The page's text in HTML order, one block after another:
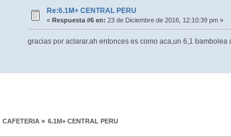
Re:6.1M+ CENTRAL PERU
«Respuesta #6 en: 23 de Diciembre de 2016, 12:10:39 pm »
gracias por aclarar.ah entonces es como aca,un 6,1
CAFETERIA » 6.1M+ CENTRAL PERU